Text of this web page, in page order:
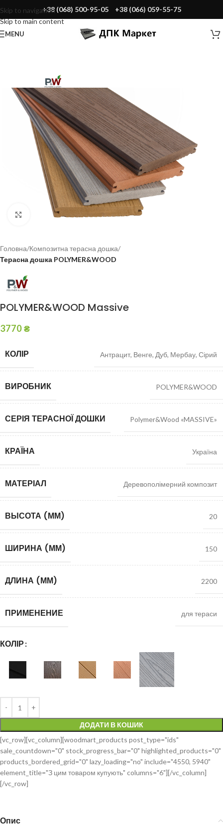
Skip to navigation
Skip to main content
+38 (068) 500-95-05 +38 (066) 059-55-75
MENU
Click to enlarge
Головна Композитна терасна дошка
Терасна дошка POLYMER&WOOD
POLYMER&WOOD Massive
3770₴
КОЛІР Антрацит, Венге, Дуб, Мербау, Сірий
ВИРОБНИК POLYMER&WOOD
СЕРІЯ ТЕРАСНОЇ ДОШКИ Polymer&Wood «MASSIVE»
КРАЇНА Україна
МАТЕРІАЛ Деревополімерний композит
ВЫСОТА (ММ) 20
ШИРИНА (ММ) 150
ДЛИНА (ММ) 2200
ПРИМЕНЕНИЕ для тераси
КОЛІР
ДОДАТИ В КОШИК
[vc_row][vc_column][woodmart_products post_type="ids"
sale_countdown="0" stock_progress_bar="0" highlighted_products="0"
products_bordered_grid="0" lazy_loading="no" include="4550, 5940"
element_title="З цим товаром купують" columns="6"][/vc_column]
[/vc_row]
Опис